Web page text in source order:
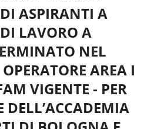
ASPIRANTI A
LAVORO A
NEL
AREA I
VIGENTE - PER
DELL’ACCADEMIA